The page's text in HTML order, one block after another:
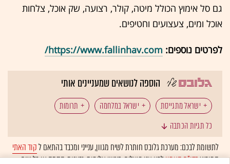
גם סל אימוץ הכולל מיטה, קולר, רצועה, שק אוכל, צלחות
אוכל ומים, צעצועים וחטיפים.
לפרטים נוספים: https://www.fallinhav.com/
הוספה לנושאים שמעניינים אותי
ישראל מתגייסת ישראל במלחמה תרומות
פייזר Team8
כל תגיות הכתבה
לתשומת לבכם: מערכת גלובס חותרת לשיח מגוון, ענייני ומכבד בהתאם לקוד האתי
המופיעבדו"ח האמוןלפיו אנו פועלים. ביטויי אלימות, גזענות, הסתה או כל שיח